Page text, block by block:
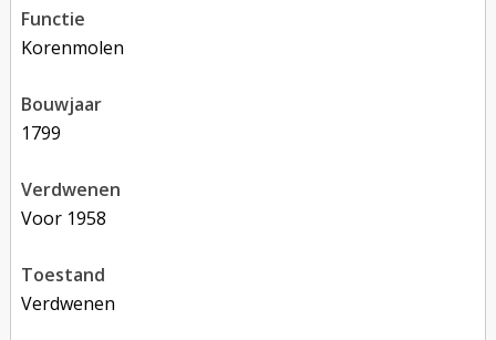
functie
korenmolen
bouwjaar
1799
verdwenen
voor 1958
toestand
verdwenen